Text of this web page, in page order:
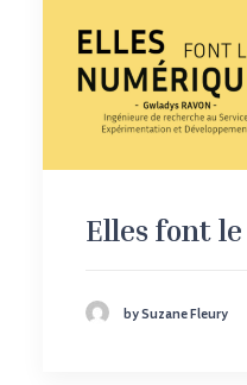
Elles font
by Suzane Fleury